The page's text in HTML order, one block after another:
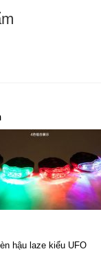
hậu laze kiểu UFO